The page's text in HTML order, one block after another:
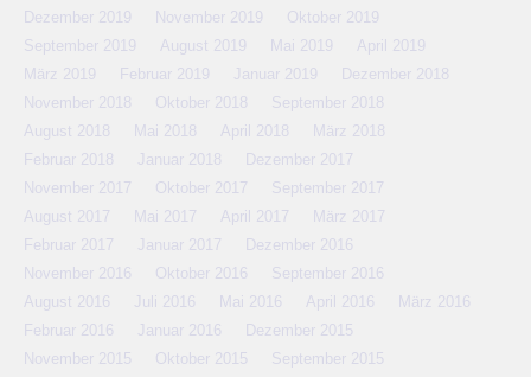
Dezember 2019
November 2019
Oktober 2019
September 2019
August 2019 Mai 2019
April 2019
März 2019
Februar 2019 Januar 2019
Dezember 2018
November 2018
Oktober 2018
September 2018
August 2018
Mai 2018 April 2018
März 2018
Februar 2018
Januar 2018
Dezember 2017
November 2017
Oktober 2017
September 2017
August 2017
Mai 2017 April 2017
März 2017
Februar 2017
Januar 2017
Dezember 2016
November 2016
Oktober 2016
September 2016
August 2016
Juli 2016 Mai 2016 April 2016
März 2016
Februar 2016
Januar 2016
Dezember 2015
November 2015
Oktober 2015
September 2015